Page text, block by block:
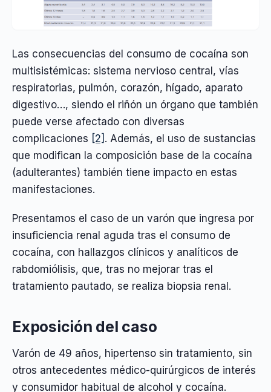
Las consecuencias del consumo de cocaína son
multisistémicas: sistema nervioso central, vías
respiratorias, pulmón, corazón, hígado, aparato
digestivo…, siendo el riñón un órgano que también
puede verse afectado con diversas
complicaciones [2] . Además, el uso de sustancias
que modifican la composición base de la cocaína
(adulterantes) también tiene impacto en estas
manifestaciones.
Presentamos el caso de un varón que ingresa por
insuficiencia renal aguda tras el consumo de
cocaína, con hallazgos clínicos y analíticos de
rabdomiólisis, que, tras no mejorar tras el
tratamiento pautado, se realiza biopsia renal.
Exposición del caso
Varón de 49 años, hipertenso sin tratamiento, sin
otros antecedentes médico-quirúrgicos de interés
y consumidor habitual de alcohol y cocaína.